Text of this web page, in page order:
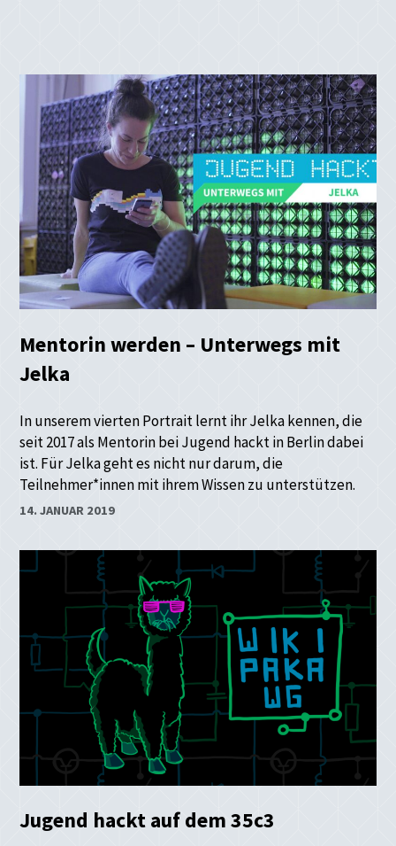
Mentorin werden – Unterwegs mit
Jelka
In unserem vierten Portrait lernt ihr Jelka kennen, die
seit 2017 als Mentorin bei Jugend hackt in Berlin dabei
ist. Für Jelka geht es nicht nur darum, die
Teilnehmer*innen mit ihrem Wissen zu unterstützen.
14. JANUAR 2019
Jugend hackt auf dem 35c3